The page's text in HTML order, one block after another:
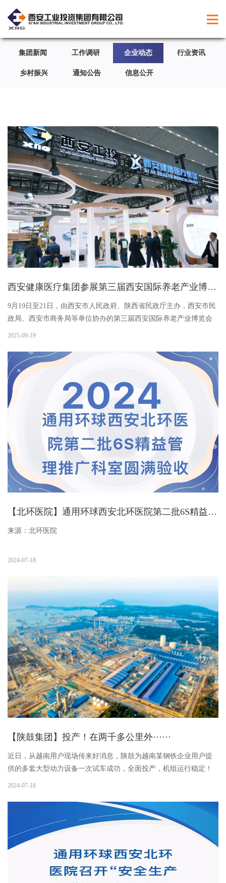
集团新闻 工作调研 企业动态 行业资讯
乡村振兴 通知公告 信息公开
西安健康医疗集团参展第三届西安国际养老产业博览会
9月19日至21日，由西安市人民政府、陕西省民政厅主办，西安市民
政局、西安市商务局等单位协办的第三届西安国际养老产业博览会
集...
2025-09-19
【北环医院】通用环球西安北环医院第二批6S精益管理推广科室圆满验收
来源：北环医院
2024-07-18
【陕鼓集团】投产！在两千多公里外······
近日，从越南用户现场传来好消息，陕鼓为越南某钢铁企业用户提
供的多套大型动力设备一次试车成功，全面投产，机组运行稳定！
2024-07-18